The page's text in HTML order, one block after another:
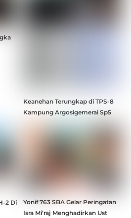
Keanehan Terungkap di TPS-8
Kampung Argosigemerai Sp5
2 Di
Yonif 763 SBA Gelar Peringatan
Isra Mi’raj Menghadirkan Ust